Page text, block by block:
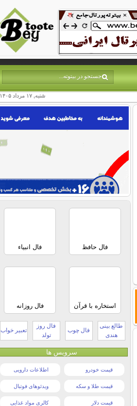
شنبه, ۱۷ مرداد ۱۴۰۵
فال حافظ فال انبیاء
استخاره با قرآن فال روزانه
طالع بینی
هندی
فال چوب
فال روز
تولد
تعبیر خواب
سرویس ها
قیمت خودرو اطلاعات دارویی
قیمت طلا و سکه ویدئوهای فوتبال
قیمت دلار کالری مواد غذایی